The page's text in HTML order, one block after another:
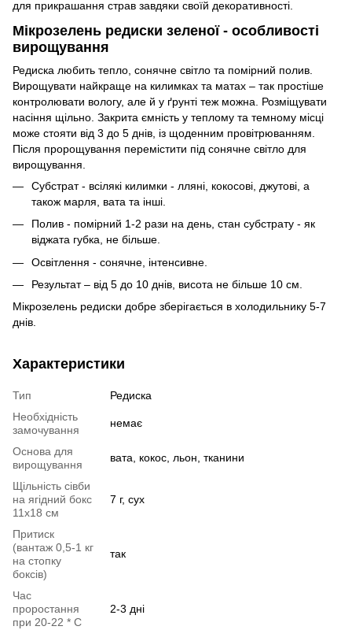
для прикрашання страв завдяки своїй декоративності.
Мікрозелень редиски зеленої - особливості
вирощування
Редиска любить тепло, сонячне світло та помірний полив.
Вирощувати найкраще на килимках та матах – так простіше
контролювати вологу, але й у ґрунті теж можна. Розміщувати
насіння щільно. Закрита ємність у теплому та темному місці
може стояти від 3 до 5 днів, із щоденним провітрюванням.
Після пророщування перемістити під сонячне світло для
вирощування.
Субстрат - всілякі килимки - лляні, кокосові, джутові, а
також марля, вата та інші.
Полив - помірний 1-2 рази на день, стан субстрату - як
віджата губка, не більше.
Освітлення - сонячне, інтенсивне.
Результат – від 5 до 10 днів, висота не більше 10 см.
Мікрозелень редиски добре зберігається в холодильнику 5-7
днів.
Характеристики
Тип
Редиска
Необхідність
замочування
немає
Основа для
вирощування
вата, кокос, льон, тканини
Щільність сівби
на ягідний бокс
11х18 см
7 г, сух
Притиск
(вантаж 0,5-1 кг
на стопку
боксів)
так
Час
проростання
при 20-22 * C
2-3 дні